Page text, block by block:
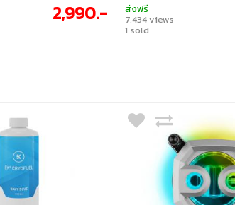
2,990.- ส่งฟรี
7,434 views
1 sold